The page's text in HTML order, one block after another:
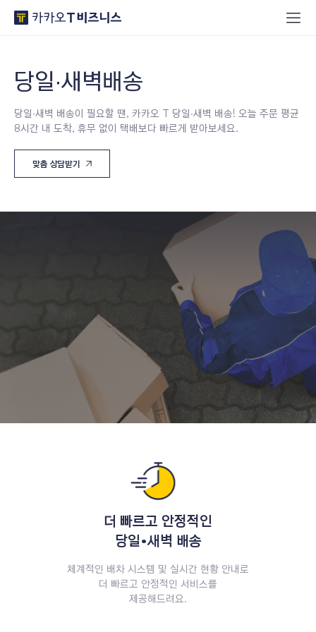
당일∙새벽배송
당일∙새벽 배송이 필요할 땐, 카카오 T 당일∙새벽 배송! 오늘 주문 평균
8시간 내 도착, 휴무 없이 택배보다 빠르게 받아보세요.
맞춤 상담받기
새창열림
더 빠르고 안정적인
당일•새벽 배송
체계적인 배차 시스템 및 실시간 현황 안내로
더 빠르고 안정적인 서비스를
제공해드려요.